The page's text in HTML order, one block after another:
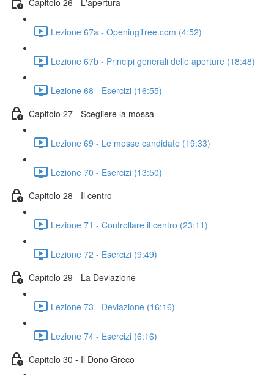
Lezione 67a - OpeningTree.com (4:52)
Lezione 67b - Principi generali delle aperture (18:48)
Lezione 68 - Esercizi (16:55)
Capitolo 27 - Scegliere la mossa
Lezione 69 - Le mosse candidate (19:33)
Lezione 70 - Esercizi (13:50)
Capitolo 28 - Il centro
Lezione 71 - Controllare il centro (23:11)
Lezione 72 - Esercizi (9:49)
Capitolo 29 - La Deviazione
Lezione 73 - Deviazione (16:16)
Lezione 74 - Esercizi (6:16)
Capitolo 30 - Il Dono Greco